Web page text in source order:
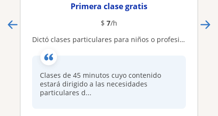
Primera clase gratis
$ 7/h
Dictó clases particulares para niños o profesionales
Clases de 45 minutos cuyo contenido
estará dirigido a las necesidades
particulares d...